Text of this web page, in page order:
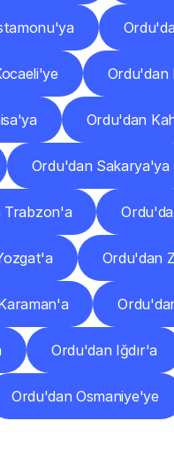
Ordu'dan
Ordu'dan
Ordu'dan Sakarya'ya
Trabzon'a
Ordu'dan
Ordu'dan Iğdır'a
Ordu'dan Osmaniye'ye